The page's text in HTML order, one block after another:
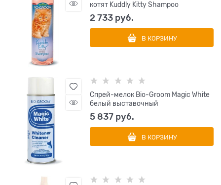
котят Kuddly Kitty Shampoo
2 733 руб.
В КОРЗИНУ
Спрей-мелок Bio-Groom Magic White
белый выставочный
5 837 руб.
В КОРЗИНУ